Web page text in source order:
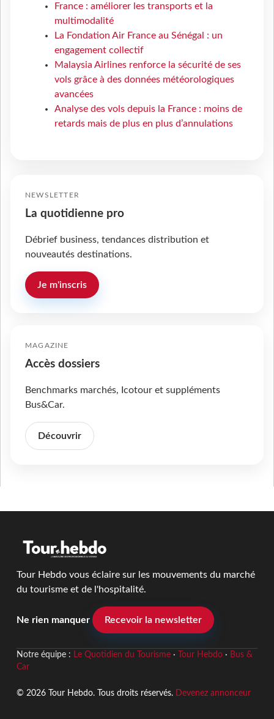
France : améliorer les transports et la
multimodalité
La Fondation Air France au Sénégal : un
engagement collectif
Malaysia Airlines renforce la sécurité de ses
vols grâce à des données météorologiques
avancées
Analyse des vols depuis la France : moins de
retards mais de plus en plus d’annulations
NEWSLETTER
La quotidienne pro
Débrief business, tendances distribution et
nouveautés destinations.
Je m'inscris
MAGAZINE
Accès dossiers
Benchmarks marchés, Icotour et suppléments
Bus&Car.
Découvrir
Tour Hebdo vous éclaire sur les mouvements du marché
du tourisme et de l'hospitalité.
Ne rien manquer Recevoir la newsletter
Notre équipe : Le Quotidien du Tourisme· Tour Hebdo· Bus &
Car
© 2026 Tour Hebdo. Tous droits réservés. Devenez annonceur